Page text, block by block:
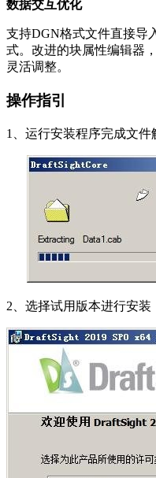
数据交互优化
支持DGN格式文件直接导
式。改进的块属性编辑器
灵活调整。
操作指引
1、运行安装程序完成文件
2、选择试用版本进行安装